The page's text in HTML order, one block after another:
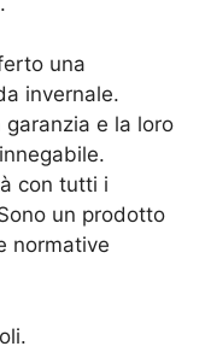
una
invernale.
garanzia e la loro
con tutti i
un prodotto
normative